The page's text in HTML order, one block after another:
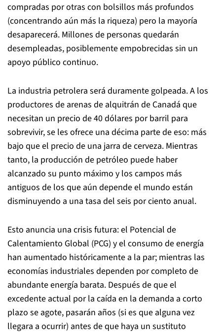
compradas por otras con bolsillos más profundos
(concentrando aún más la riqueza) pero la mayoría
desaparecerá. Millones de personas quedarán
desempleadas, posiblemente empobrecidas sin un
apoyo público continuo.
La industria petrolera será duramente golpeada. A los
productores de arenas de alquitrán de Canadá que
necesitan un precio de 40 dólares por barril para
sobrevivir, se les ofrece una décima parte de eso: más
bajo que el precio de una jarra de cerveza. Mientras
tanto, la producción de petróleo puede haber
alcanzado su punto máximo y los campos más
antiguos de los que aún depende el mundo están
disminuyendo a una tasa del seis por ciento anual.
Esto anuncia una crisis futura: el Potencial de
Calentamiento Global (PCG) y el consumo de energía
han aumentado históricamente a la par; mientras las
economías industriales dependen por completo de
abundante energía barata. Después de que el
excedente actual por la caída en la demanda a corto
plazo se agote, pasarán años (si es que alguna vez
llegara a ocurrir) antes de que haya un sustituto